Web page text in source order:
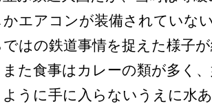
かエアコンが装備されていな
ではの鉄道事情を捉えた様子
また食事はカレーの類が多く
うに手に入らないうえに水